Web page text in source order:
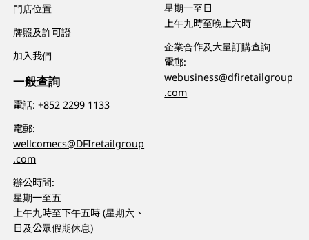
門店位置
牌照及許可證
加入我們
一般查詢
電話:+852 2299 1133
電郵:
wellcomecs@DFIretailgroup
.com
辦公時間:
星期一至五
上午九時至下午五時 (星期六、
日及公眾假期休息)
星期一至日
上午九時至晚上六時
企業合作及大量訂購查詢
電郵:
webusiness@dfiretailgroup
.com